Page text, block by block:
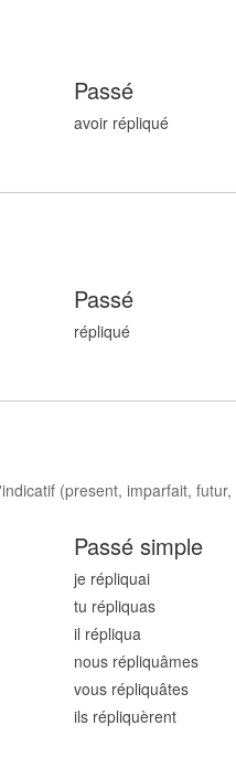
Passé
avoir répliqué
Passé
répliqué
(present, imparfait, futur,
Passé simple
je répliquai
tu répliquas
il répliqua
nous répliquâmes
vous répliquâtes
ils répliquèrent